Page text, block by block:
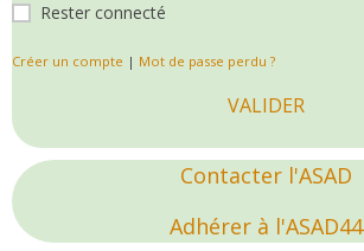
Rester connecté
Créer un compte | Mot de passe perdu ?
VALIDER
Contacter l'ASAD
Adhérer à l'ASAD44